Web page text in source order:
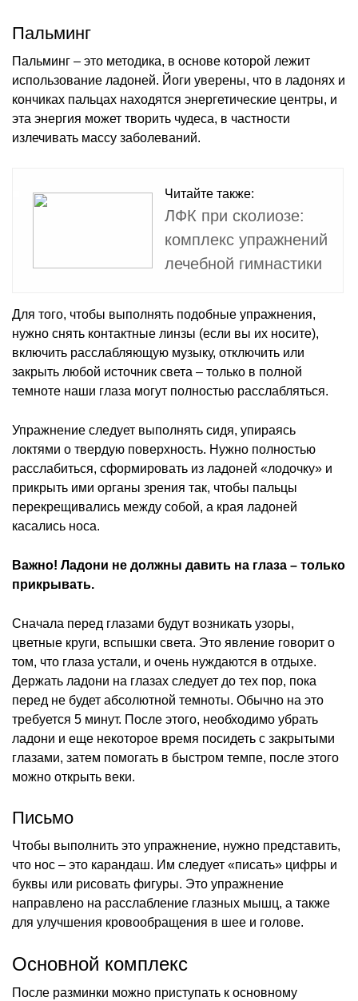
Пальминг
Пальминг – это методика, в основе которой лежит
использование ладоней. Йоги уверены, что в ладонях и
кончиках пальцах находятся энергетические центры, и
эта энергия может творить чудеса, в частности
излечивать массу заболеваний.
Читайте также:
ЛФК при сколиозе:
комплекс упражнений
лечебной гимнастики
Для того, чтобы выполнять подобные упражнения,
нужно снять контактные линзы (если вы их носите),
включить расслабляющую музыку, отключить или
закрыть любой источник света – только в полной
темноте наши глаза могут полностью расслабляться.
Упражнение следует выполнять сидя, упираясь
локтями о твердую поверхность. Нужно полностью
расслабиться, сформировать из ладоней «лодочку» и
прикрыть ими органы зрения так, чтобы пальцы
перекрещивались между собой, а края ладоней
касались носа.
Важно! Ладони не должны давить на глаза – только
прикрывать.
Сначала перед глазами будут возникать узоры,
цветные круги, вспышки света. Это явление говорит о
том, что глаза устали, и очень нуждаются в отдыхе.
Держать ладони на глазах следует до тех пор, пока
перед не будет абсолютной темноты. Обычно на это
требуется 5 минут. После этого, необходимо убрать
ладони и еще некоторое время посидеть с закрытыми
глазами, затем помогать в быстром темпе, после этого
можно открыть веки.
Письмо
Чтобы выполнить это упражнение, нужно представить,
что нос – это карандаш. Им следует «писать» цифры и
буквы или рисовать фигуры. Это упражнение
направлено на расслабление глазных мышц, а также
для улучшения кровообращения в шее и голове.
Основной комплекс
После разминки можно приступать к основному